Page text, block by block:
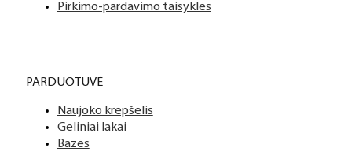
Pirkimo-pardavimo taisyklės
PARDUOTUVĖ
Naujoko krepšelis
Geliniai lakai
Bazės